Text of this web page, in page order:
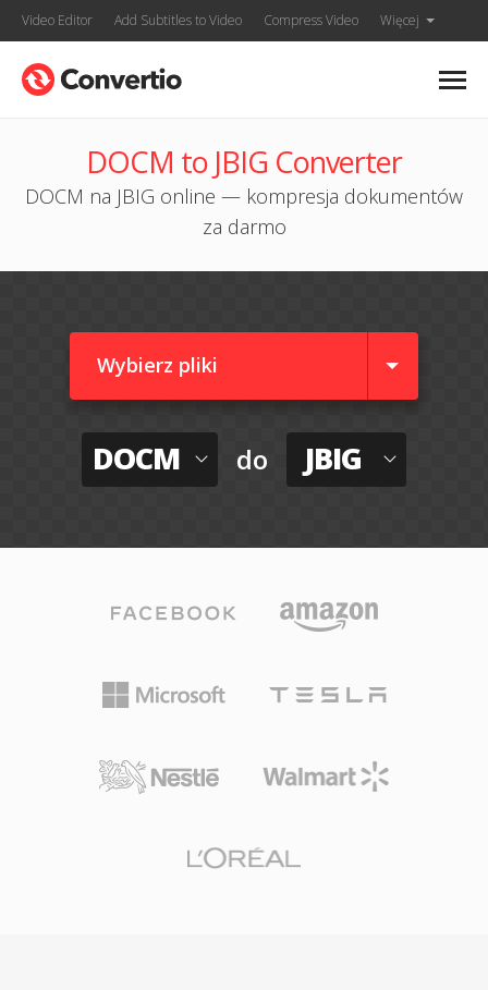
Video Editor Add Subtitles to Video Compress Video Więcej
DOCM to JBIG Converter
DOCM na JBIG online — kompresja dokumentów
za darmo
Wybierz pliki
DOCM do JBIG